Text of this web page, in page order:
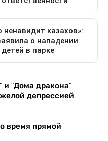
и "Дома дракона"
депрессией
время прямой